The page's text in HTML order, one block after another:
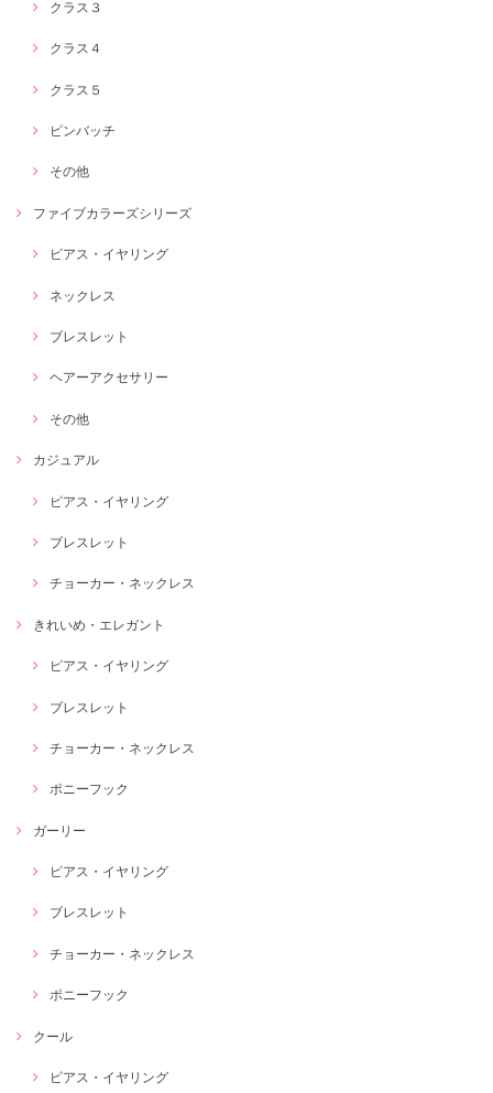
クラス３
クラス４
クラス５
ピンバッチ
その他
ファイブカラーズシリーズ
ピアス・イヤリング
ネックレス
ブレスレット
ヘアーアクセサリー
その他
カジュアル
ピアス・イヤリング
ブレスレット
チョーカー・ネックレス
きれいめ・エレガント
ピアス・イヤリング
ブレスレット
チョーカー・ネックレス
ポニーフック
ガーリー
ピアス・イヤリング
ブレスレット
チョーカー・ネックレス
ポニーフック
クール
ピアス・イヤリング